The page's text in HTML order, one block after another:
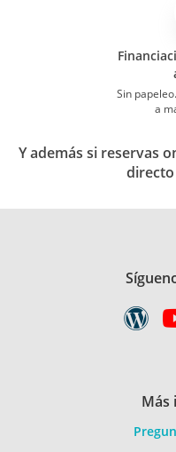
Sin
a
Y además si reservas
Más